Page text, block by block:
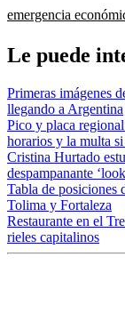
emergencia
Le puede
Primeras imágenes
llegando a Argentina
Pico y placa
horarios y la multa
Cristina Hurtado
despampanante
Tabla de posiciones
Tolima y Fortaleza
Restaurante en el
rieles capitalinos